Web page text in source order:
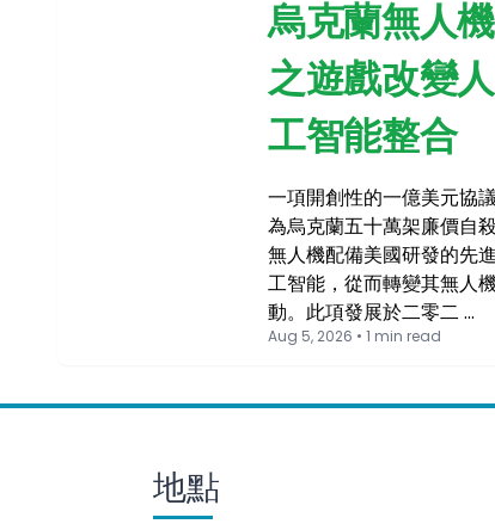
烏克蘭無人機
之遊戲改變人
工智能整合
一項開創性的一億美元協
為烏克蘭五十萬架廉價自
無人機配備美國研發的先
工智能，從而轉變其無人
動。此項發展於二零二 …
Aug 5, 2026 • 1 min read
地點